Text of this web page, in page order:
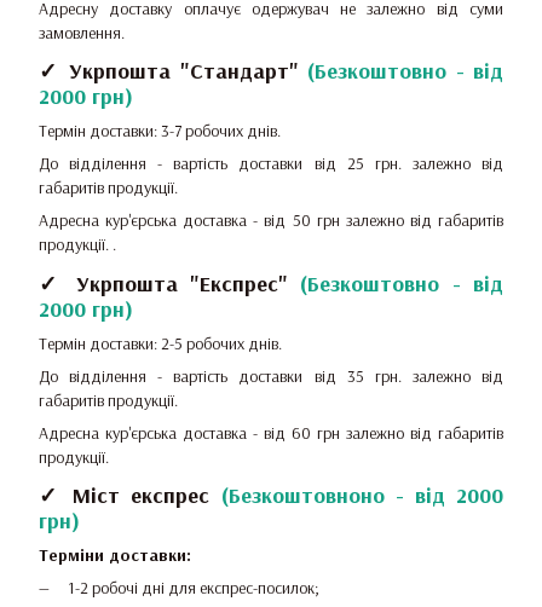
Адресну доставку оплачує одержувач не залежно від суми
замовлення.
✓ Укрпошта "Стандарт" (Безкоштовно - від
2000 грн)
Термін доставки: 3-7 робочих днів.
До відділення - вартість доставки від 25 грн. залежно від
габаритів продукції.
Адресна кур'єрська доставка - від 50 грн залежно від габаритів
продукції. .
✓ Укрпошта "Експрес" (Безкоштовно - від
2000 грн)
Термін доставки: 2-5 робочих днів.
До відділення - вартість доставки від 35 грн. залежно від
габаритів продукції.
Адресна кур'єрська доставка - від 60 грн залежно від габаритів
продукції.
✓ Міст експрес (Безкоштовноно - від 2000
грн)
Терміни доставки:
1-2 робочі дні для експрес-посилок;